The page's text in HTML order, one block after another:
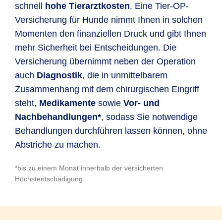
schnell
hohe Tierarztkosten. Eine Tier-OP-
Versicherung für Hunde nimmt Ihnen in solchen
Momenten den finanziellen Druck und gibt Ihnen
mehr Sicherheit bei Entscheidungen. Die
Versicherung übernimmt neben der Operation
auch Diagnostik, die in unmittelbarem
Zusammenhang mit dem chirurgischen Eingriff
steht, Medikamente sowie Vor- und
Nachbehandlungen*, sodass Sie notwendige
Behandlungen durchführen lassen können, ohne
Abstriche zu machen.
*bis zu einem Monat innerhalb der versicherten
Höchstentschädigung